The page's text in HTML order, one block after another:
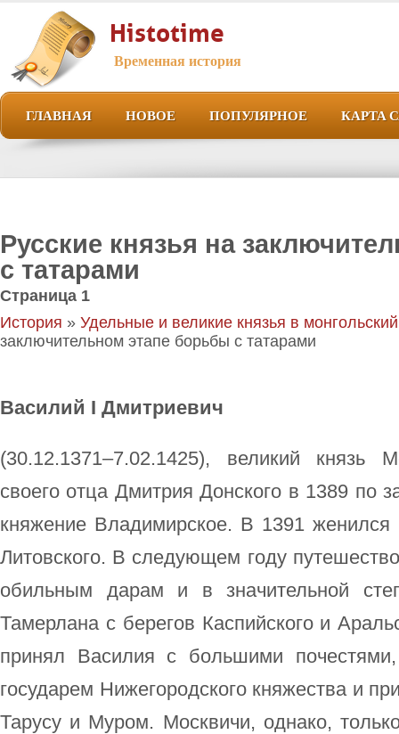
Histotime
Временная история
ГЛАВНАЯ НОВОЕ ПОПУЛЯРНОЕ КАРТА
Русские князья на
с татарами
Страница 1
История » Удельные и великие князья в
заключительном этапе борьбы с татарами
Василий I Дмитриевич
(30.12.1371–7.02.1425), великий князь
своего отца Дмитрия Донского в 1389 по
княжение Владимирское. В 1391
Литовского. В следующем году
обильным дарам и в значительной
Тамерлана с берегов Каспийского и
принял Василия с большими
государем Нижегородского княжества и
Тарусу и Муром. Москвичи, однако,